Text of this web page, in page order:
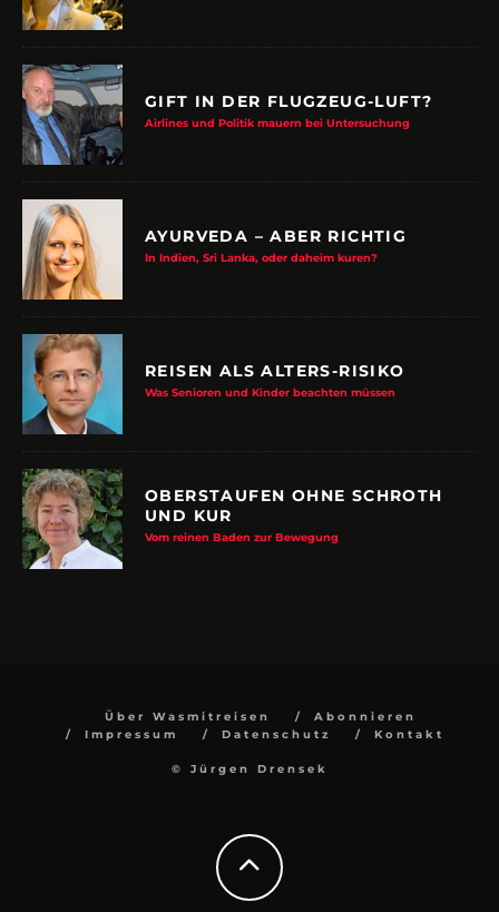
GIFT IN DER FLUGZEUG-LUFT?
Airlines und Politik mauern bei Untersuchung
AYURVEDA – ABER RICHTIG
In Indien, Sri Lanka, oder daheim kuren?
REISEN ALS ALTERS-RISIKO
Was Senioren und Kinder beachten müssen
OBERSTAUFEN OHNE SCHROTH
UND KUR
Vom reinen Baden zur Bewegung
Über Wasmitreisen
Abonnieren
Impressum
Datenschutz Kontakt
© Jürgen Drensek